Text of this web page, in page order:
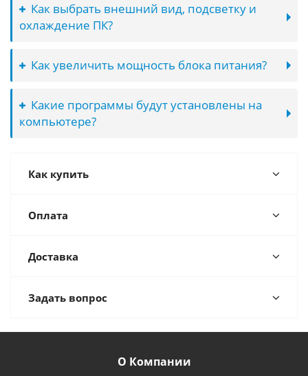
Как выбрать внешний вид, подсветку и
охлаждение ПК?
Как увеличить мощность блока питания?
Какие программы будут установлены на
компьютере?
Как купить
Оплата
Доставка
Задать вопрос
О Компании